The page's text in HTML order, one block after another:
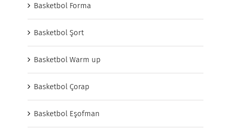
Basketbol Forma
Basketbol Şort
Basketbol Warm up
Basketbol Çorap
Basketbol Eşofman